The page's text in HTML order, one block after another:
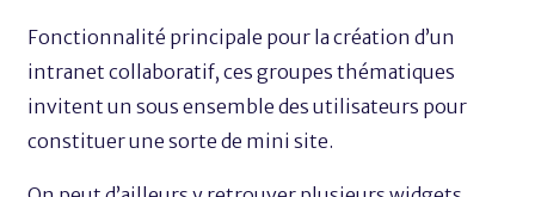
Fonctionnalité principale pour la création d’un
intranet collaboratif, ces groupes thématiques
invitent un sous ensemble des utilisateurs pour
constituer une sorte de mini site.